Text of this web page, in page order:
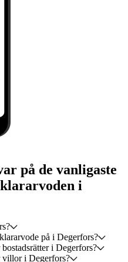
på de vanligaste
i
på i Degerfors?
i Degerfors?
villor i Degerfors?